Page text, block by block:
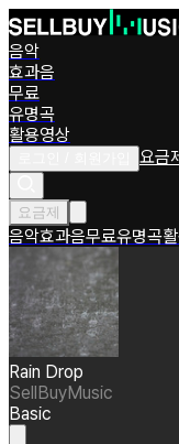
음악
효과음
무료
유명곡
활용영상
요금
요금제
음악효과음무료유명곡
Rain Drop
SellBuyMusic
Basic